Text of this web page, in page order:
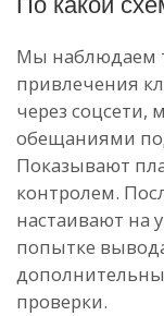
Мы наблюдаем
привлечения
через соцсети,
обещаниями
Показывают
контролем.
настаивают на
попытке
проверки.